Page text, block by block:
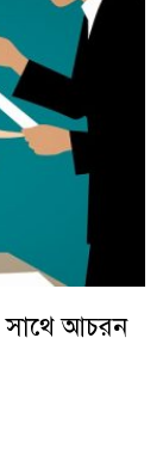
সাথে আচরন